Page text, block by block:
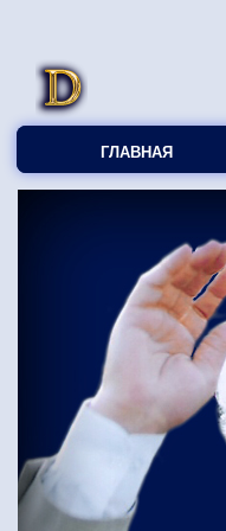
ГЛАВНАЯ